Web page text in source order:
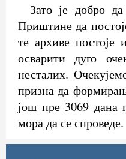
Зато је добро
Приштине да
те архиве
осварити дуго
несталих.
призна да
још пре 3069 дана
мора да се спроведе.